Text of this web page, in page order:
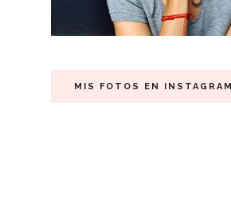
MIS FOTOS EN INSTAGRAM